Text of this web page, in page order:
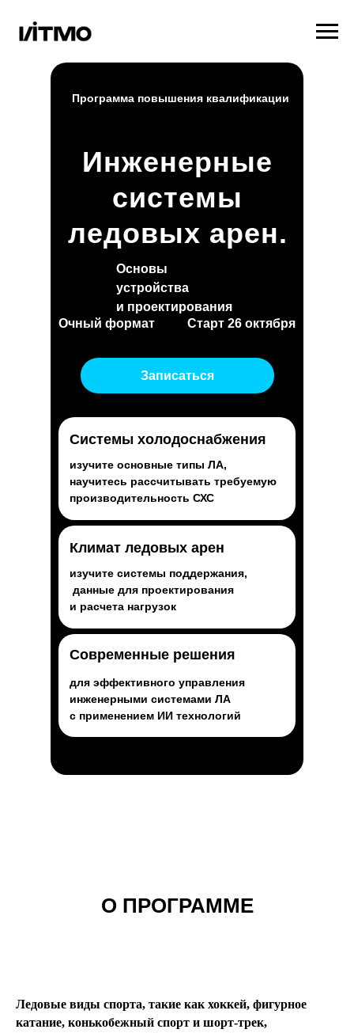
Программа повышения квалификации
Записаться
Основы
устройства
и проектирования
Инженерные
системы
ледовых арен.
Очный формат Старт 26 октября
Современные решения
для эффективного управления
инженерными системами ЛА
с применением ИИ технологий
Климат ледовых арен
изучите системы поддержания,
данные для проектирования
и расчета нагрузок
Системы холодоснабжения
изучите основные типы ЛА,
научитесь рассчитывать требуемую
производительность СХС
О ПРОГРАММЕ
Ледовые виды спорта, такие как хоккей, фигурное
катание, конькобежный спорт и шорт-трек,